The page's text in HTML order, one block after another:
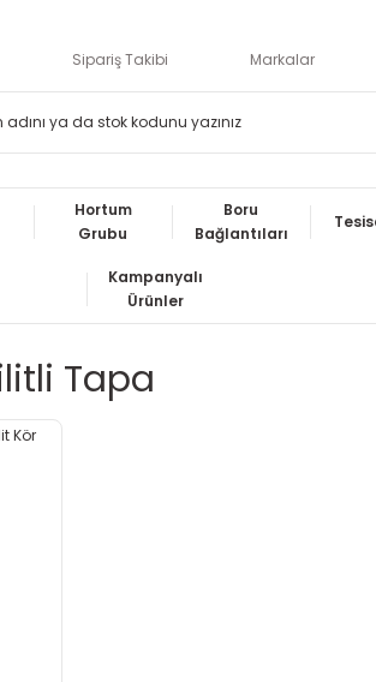
Sipariş Takibi Markalar
Hortum
Grubu
Boru
Bağlantıları
Kampanyalı
Ürünler
Tapa